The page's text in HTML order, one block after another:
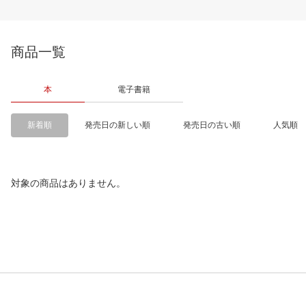
商品一覧
本 電子書籍
新着順 発売日の新しい順 発売日の古い順 人気順
対象の商品はありません。